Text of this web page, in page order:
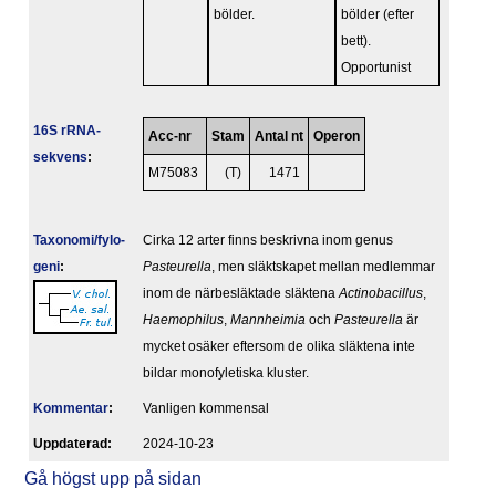
bölder.
bölder (efter
bett).
Opportunist
16S rRNA-
sekvens:
Acc-nr Stam Antal nt Operon
M75083 (T) 1471
Taxonomi/fylo­
geni:
Cirka 12 arter finns beskrivna inom genus
Pasteurella , men släktskapet mellan medlemmar
inom de närbesläktade släktena Actinobacillus
Haemophilus Mannheimia och Pasteurella är
mycket osäker eftersom de olika släktena inte
bildar monofyletiska kluster.
Kommentar: Vanligen kommensal
Upp­da­te­rad: 2024-10-23
Gå högst upp på sidan